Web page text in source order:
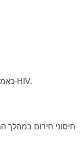
ארגון הבריאות העולמי פרסם המלצות חדשות בנוגע לשימוש בלנקאפביר (LEN) כאמצעי מניעה נוסף ל-HIV.